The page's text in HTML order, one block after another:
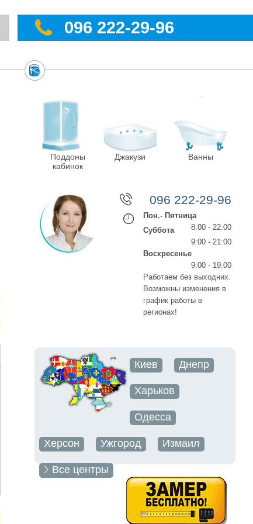
096 222-29-96
Поддоны
кабинок
Джакузи Ванны
096 222-29-96
Пон.- Пятница
8:00 - 22:00
Суббота
9:00 - 21:00
Воскресенье
9:00 - 19:00
Работаем без выходних.
Возможны изменения в
график работы в
регионах!
Киев Днепр
Харьков
Одесса
Херсон Ужгород Измаил
Все центры